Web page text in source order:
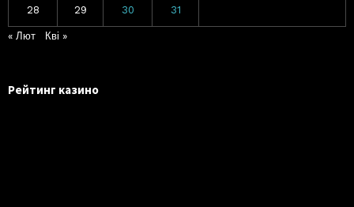
28 29 30 31
« Лют Кві »
Рейтинг казино